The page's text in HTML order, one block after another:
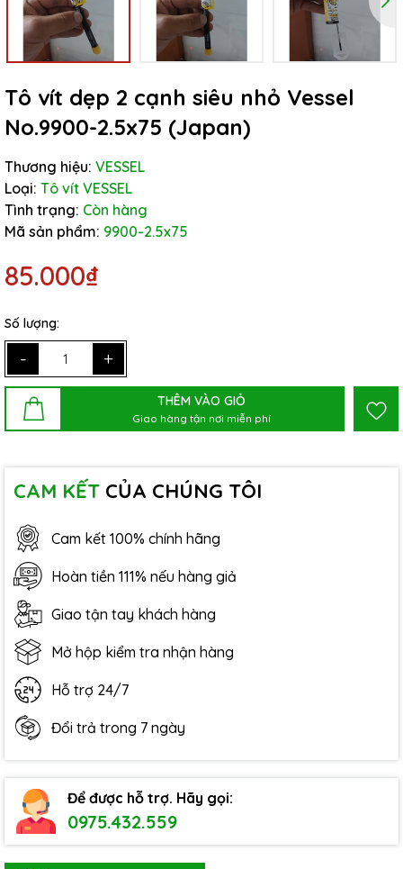
Tô vít dẹp 2 cạnh siêu nhỏ Vessel
No.9900-2.5x75 (Japan)
Thương hiệu: VESSEL
Loại: Tô vít VESSEL
Tình trạng: Còn hàng
Mã sản phẩm: 9900-2.5x75
85.000₫
Số lượng:
- +
THÊM VÀO GIỎ
Giao hàng tận nơi miễn phí
CAM KẾT CỦA CHÚNG TÔI
Cam kết 100% chính hãng
Hoàn tiền 111% nếu hàng giả
Giao tận tay khách hàng
Mở hộp kiểm tra nhận hàng
Hỗ trợ 24/7
Đổi trả trong 7 ngày
Để được hỗ trợ. Hãy gọi:
0975.432.559